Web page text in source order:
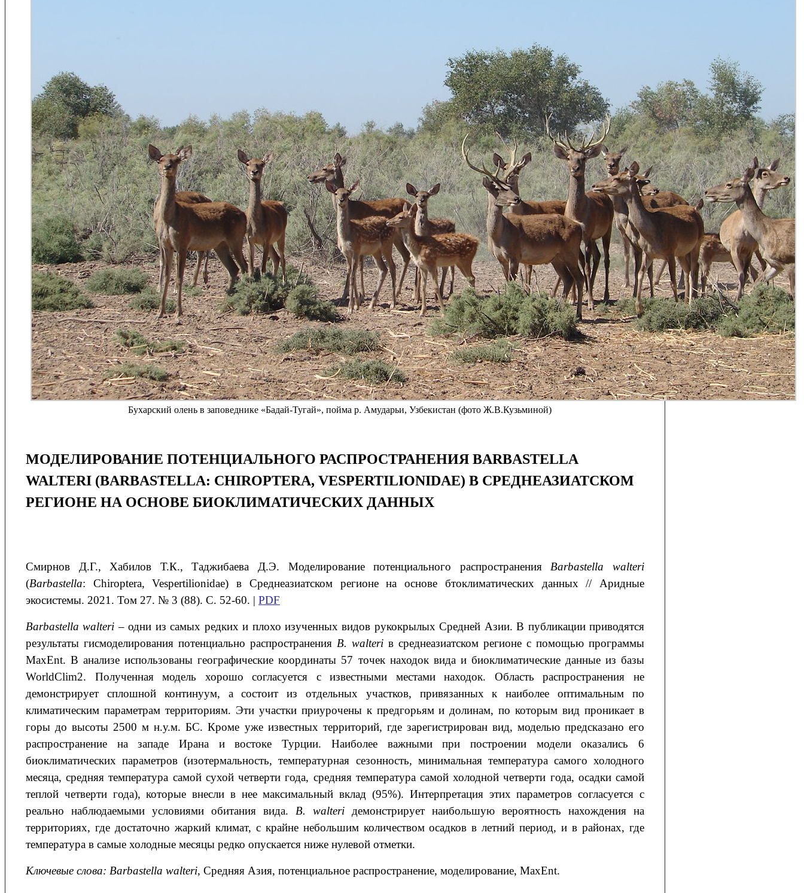
Бухарский олень в заповеднике «Бадай-Тугай», пойма р. Амударьи, Узбекистан (фото Ж.В.Кузьминой)
МОДЕЛИРОВАНИЕ ПОТЕНЦИАЛЬНОГО РАСПРОСТРАНЕНИЯ ВARBASTELLA
WALTERI (BARBASTELLA: CHIROPTERA, VESPERTILIONIDAE) В СРЕДНЕАЗИАТСКОМ
РЕГИОНЕ НА ОСНОВЕ БИОКЛИМАТИЧЕСКИХ ДАННЫХ
Смирнов Д.Г., Хабилов Т.К., Таджибаева Д.Э. Моделирование потенциального распространения Вarbastella walteri
(Вarbastella: Chiroptera, Vespertilionidae) в Среднеазиатском регионе на основе бтоклиматических данных// Аридные
экосистемы. 2021. Том 27. № 3 (88). С. 52-60. | PDF
Barbastella walteri – одни из самых редких и плохо изученных видов рукокрылых Средней Азии. В публикации приводятся
результаты гисмоделирования потенциально распространения В. walteri в среднеазиатском регионе с помощью программы
MaxEnt. В анализе использованы географические координаты 57 точек находок вида и биоклиматические данные из базы
WorldClim2. Полученная модель хорошо согласуется с известными местами находок. Область распространения не
демонстрирует сплошной континуум, а состоит из отдельных участков, привязанных к наиболее оптимальным по
климатическим параметрам территориям. Эти участки приурочены к предгорьям и долинам, по которым вид проникает в
горы до высоты 2500 м н.у.м. БС. Кроме уже известных территорий, где зарегистрирован вид, моделью предсказано его
распространение на западе Ирана и востоке Турции. Наиболее важными при построении модели оказались 6
биоклиматических параметров (изотермальность, температурная сезонность, минимальная температура самого холодного
месяца, средняя температура самой сухой четверти года, средняя температура самой холодной четверти года, осадки самой
теплой четверти года), которые внесли в нее максимальный вклад (95%). Интерпретация этих параметров согласуется с
реально наблюдаемыми условиями обитания вида. В. walteri демонстрирует наибольшую вероятность нахождения на
территориях, где достаточно жаркий климат, с крайне небольшим количеством осадков в летний период, и в районах, где
температура в самые холодные месяцы редко опускается ниже нулевой отметки.
Ключевые слова: Barbastella walteri, Средняя Азия, потенциальное распространение, моделирование, MaxEnt.